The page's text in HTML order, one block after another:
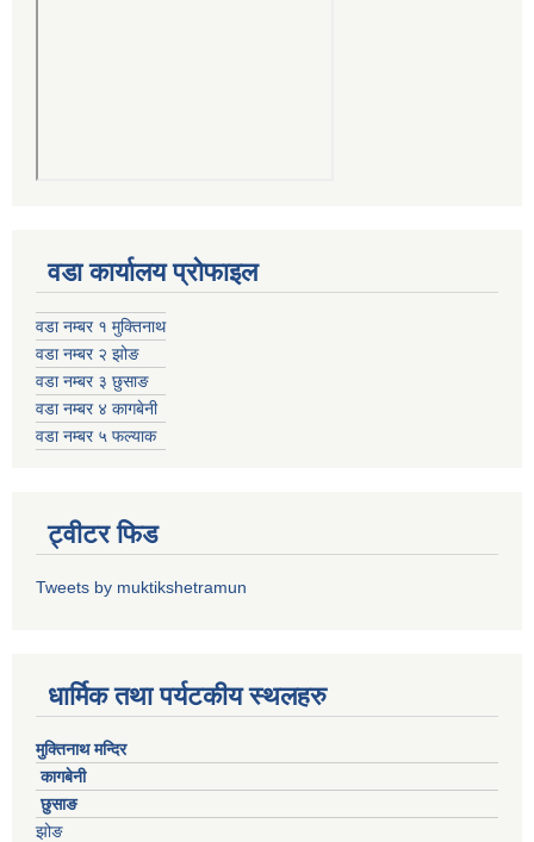
वडा कार्यालय प्रोफाइल
वडा नम्बर १ मुक्तिनाथ
वडा नम्बर २ झोङ
वडा नम्बर ३ छुसाङ
वडा नम्बर ४ कागबेनी
वडा नम्बर ५ फल्याक
ट्वीटर फिड
Tweets by muktikshetramun
धार्मिक तथा पर्यटकीय स्थलहरु
मुक्तिनाथ मन्दिर
कागबेनी
छुसाङ
झोङ